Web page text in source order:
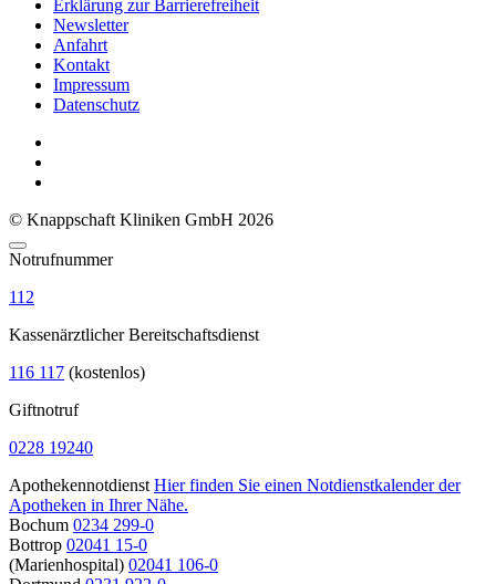
Erklärung zur Barrierefreiheit
Newsletter
Anfahrt
Kontakt
Impressum
Datenschutz
© Knappschaft Kliniken GmbH 2026
Notrufnummer
112
Kassenärztlicher Bereitschaftsdienst
116 117 (kostenlos)
Giftnotruf
0228 19240
Apothekennotdienst Hier finden Sie einen Notdienstkalender der
Apotheken in Ihrer Nähe.
Bochum 0234 299-0
Bottrop 02041 15-0
(Marienhospital) 02041 106-0